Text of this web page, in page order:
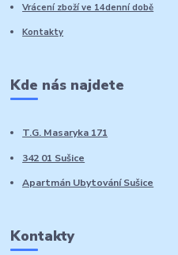
Vrácení zboží ve 14denní době
Kontakty
Kde nás najdete
T.G. Masaryka 171
342 01 Sušice
Apartmán Ubytování Sušice
Kontakty